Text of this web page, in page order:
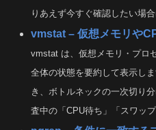
りあえず今すぐ確認したい場
vmstat – 仮想メモリや
vmstat は、仮想メモリ・プロ
全体の状態を要約して表示し
き、ボトルネックの一次切り
査中の「CPU待ち」「スワッ